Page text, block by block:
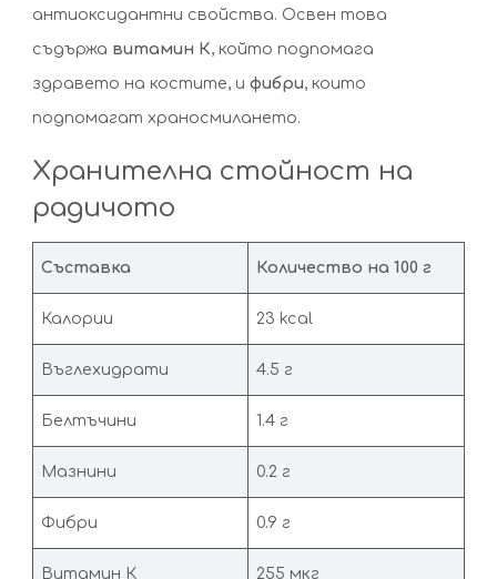
антиоксидантни свойства. Освен това
съдържа витамин К, който подпомага
здравето на костите, и фибри, които
подпомагат храносмилането.
Хранителна стойност на
радичото
Съставка Количество на 100 г
Калории 23 kcal
Въглехидрати 4.5 г
Белтъчини 1.4 г
Мазнини 0.2 г
Фибри 0.9 г
Витамин К 255 мкг